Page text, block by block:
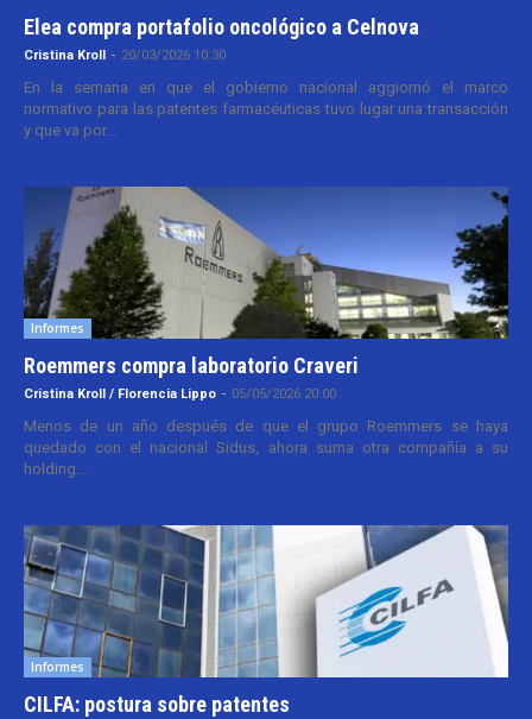
Elea compra portafolio oncológico a Celnova
Cristina Kroll - 20/03/2026 10:30
En la semana en que el gobierno nacional aggiornó el marco
normativo para las patentes farmacéuticas tuvo lugar una transacción
y que va por...
Informes
Roemmers compra laboratorio Craveri
Cristina Kroll / Florencia Lippo - 05/05/2026 20:00
Menos de un año después de que el grupo Roemmers se haya
quedado con el nacional Sidus, ahora suma otra compañía a su
holding....
Informes
CILFA: postura sobre patentes